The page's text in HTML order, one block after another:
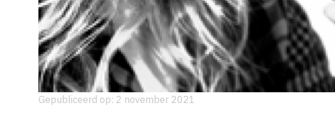
Gepubliceerd op: 2 november 2021